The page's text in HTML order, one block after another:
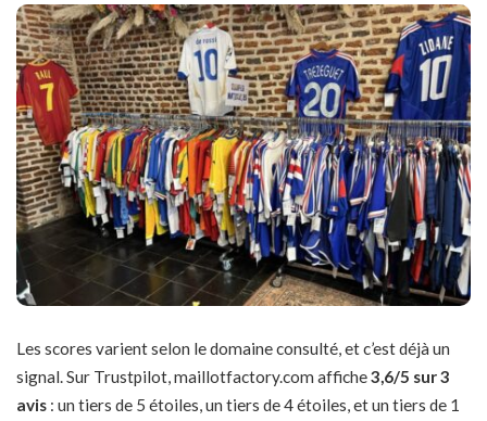
Les scores varient selon le domaine consulté, et c’est déjà un
signal. Sur Trustpilot, maillotfactory.com affiche3,6/5 sur 3
avis : un tiers de 5 étoiles, un tiers de 4 étoiles, et un tiers de 1